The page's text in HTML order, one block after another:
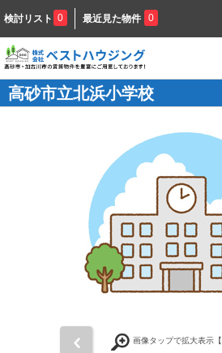
検討リスト 0 最近見た物件 0
高砂市立北浜小学校
画像タップで拡大表示【